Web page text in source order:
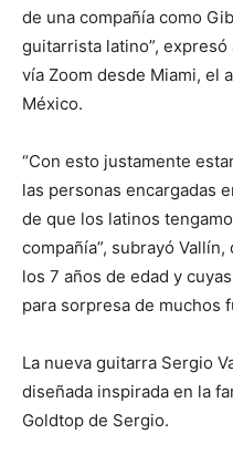
de una compañía como
guitarrista latino”,
vía Zoom desde Miami, el
México.
“Con esto justamente
las personas encargadas
de que los latinos
compañía”, subrayó
los 7 años de edad y
para sorpresa de muchos
La nueva guitarra Sergio
diseñada inspirada en la
Goldtop de Sergio.